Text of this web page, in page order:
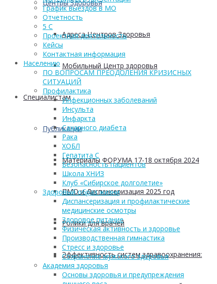
Центры Здоровья
Адреса Центров Здоровья
Мобильный Центр здоровья
Cпециалистам
Публикации
Материалы ФОРУМА 17-18 октября 2024
ПМО и Диспансеризация 2025 год
Ролики для врачей
Эффективность систем здравоохранения:
График выездов в МО
Отчетность
5 С
Проектная деятельность
Кейсы
Контактная информация
Населению
ПО ВОПРОСАМ ПРЕОДОЛЕНИЯ КРИЗИСНЫХ
СИТУАЦИЙ
Профилактика
Инфекционных заболеваний
Инсульта
Инфаркта
Сахарного диабета
Рака
ХОБЛ
Гепатита С
Безопасность пациентов
Школа ХНИЗ
Клуб «Сибирское долголетие»
Здоровый образ жизни
Диспансеризация и профилактические
медицинские осмотры
Здоровое питание
Физическая активность и здоровье
Производственная гимнастика
Стресс и здоровье
Сохранение мужского здоровья
Академия здоровья
Основы здоровья и предупреждения